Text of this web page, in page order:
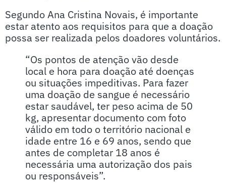
Segundo Ana Cristina Novais, é importante
estar atento aos requisitos para que a doação
possa ser realizada pelos doadores voluntários.
“Os pontos de atenção vão desde
local e hora para doação até doenças
ou situações impeditivas. Para fazer
uma doação de sangue é necessário
estar saudável, ter peso acima de 50
kg, apresentar documento com foto
válido em todo o território nacional e
idade entre 16 e 69 anos, sendo que
antes de completar 18 anos é
necessária uma autorização dos pais
ou responsáveis”.